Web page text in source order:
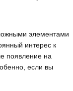
элементами
интерес к
появление на
если вы